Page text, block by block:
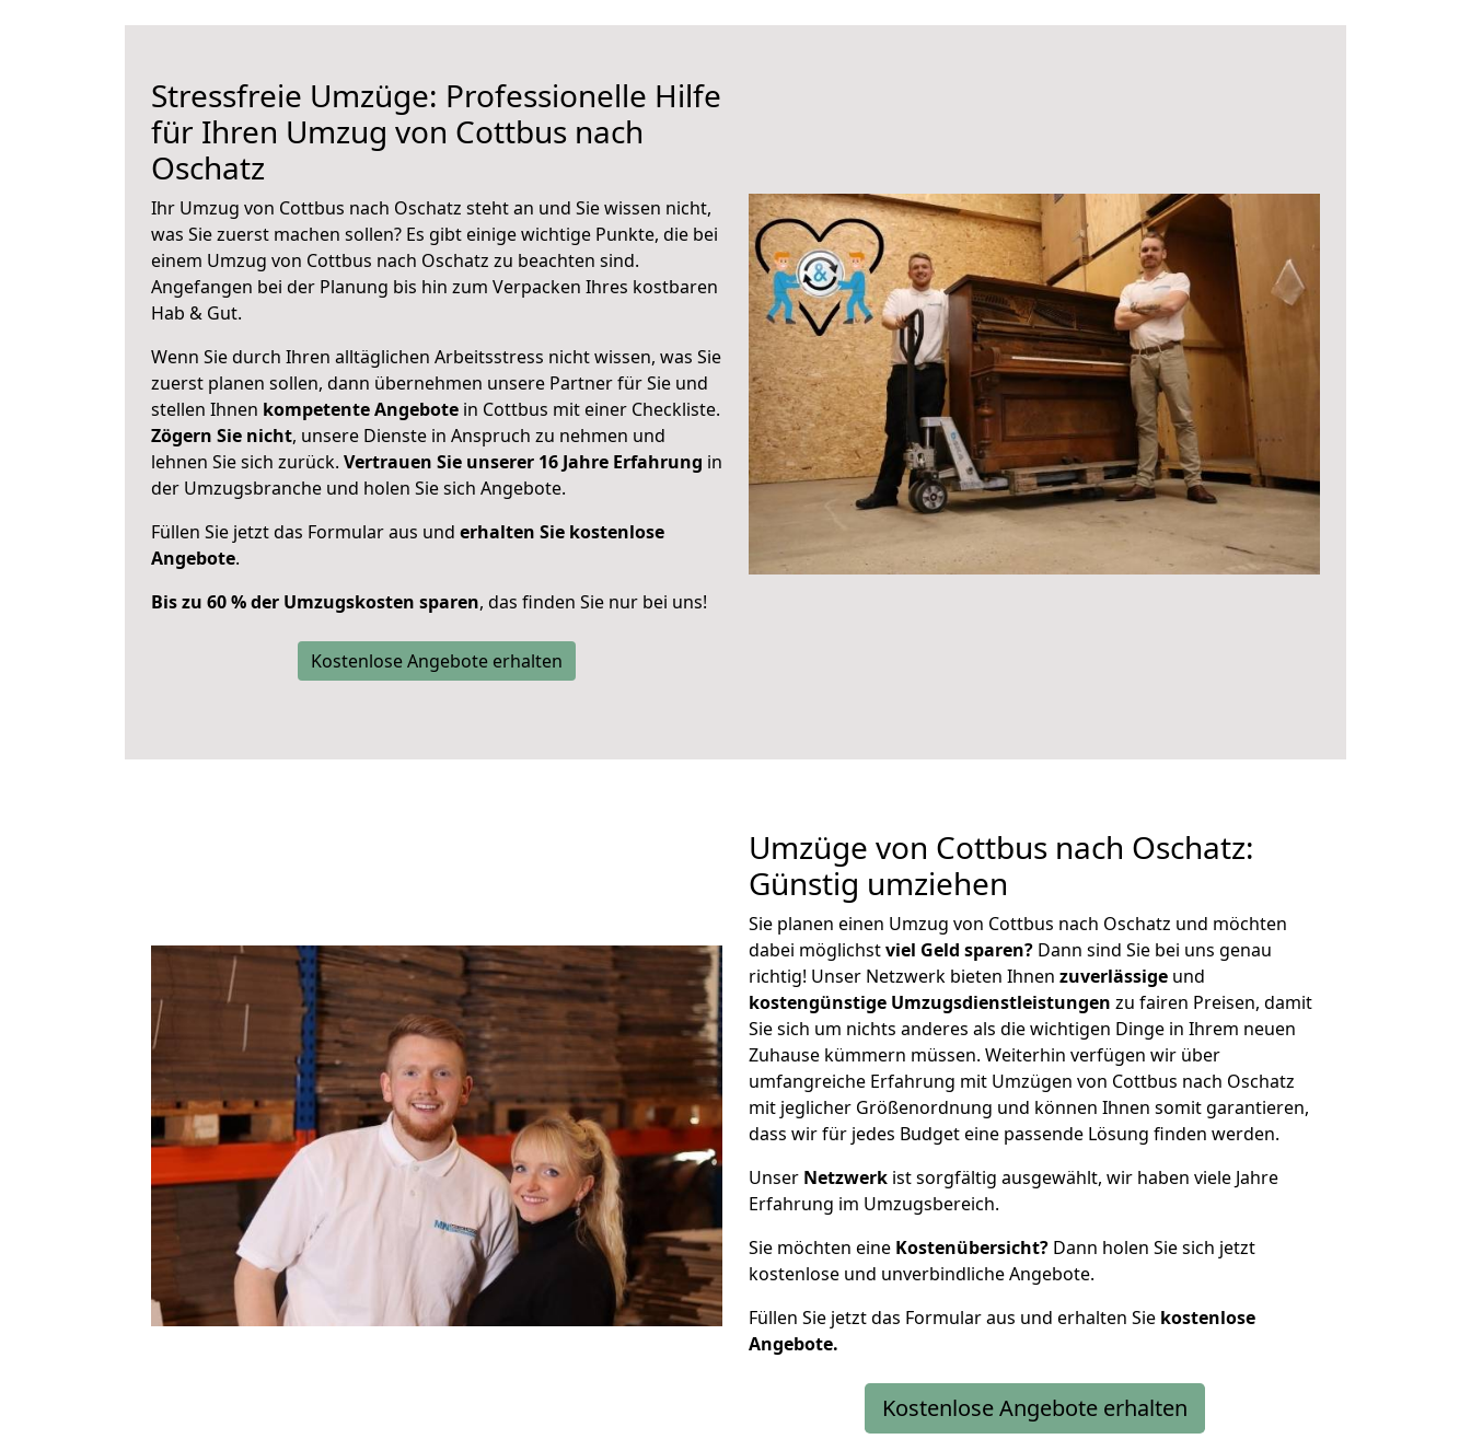
Stressfreie Umzüge: Professionelle Hilfe
für Ihren Umzug von Cottbus nach
Oschatz
Ihr Umzug von Cottbus nach Oschatz steht an und Sie wissen nicht,
was Sie zuerst machen sollen? Es gibt einige wichtige Punkte, die bei
einem Umzug von Cottbus nach Oschatz zu beachten sind.
Angefangen bei der Planung bis hin zum Verpacken Ihres kostbaren
Hab & Gut.
Wenn Sie durch Ihren alltäglichen Arbeitsstress nicht wissen, was Sie
zuerst planen sollen, dann übernehmen unsere Partner für Sie und
stellen Ihnen kompetente Angebote in Cottbus mit einer Checkliste.
Zögern Sie nicht, unsere Dienste in Anspruch zu nehmen und
lehnen Sie sich zurück. Vertrauen Sie unserer 16 Jahre Erfahrung in
der Umzugsbranche und holen Sie sich Angebote.
Füllen Sie jetzt das Formular aus und erhalten Sie kostenlose
Angebote.
Bis zu 60 % der Umzugskosten sparen, das finden Sie nur bei uns!
Kostenlose Angebote erhalten
Umzüge von Cottbus nach Oschatz:
Günstig umziehen
Sie planen einen Umzug von Cottbus nach Oschatz und möchten
dabei möglichstviel Geld sparen? Dann sind Sie bei uns genau
richtig! Unser Netzwerk bieten Ihnen zuverlässige und
kostengünstige Umzugsdienstleistungen zu fairen Preisen, damit
Sie sich um nichts anderes als die wichtigen Dinge in Ihrem neuen
Zuhause kümmern müssen. Weiterhin verfügen wir über
umfangreiche Erfahrung mit Umzügen von Cottbus nach Oschatz
mit jeglicher Größenordnung und können Ihnen somit garantieren,
dass wir für jedes Budget eine passende Lösung finden werden.
Unser Netzwerk ist sorgfältig ausgewählt, wir haben viele Jahre
Erfahrung im Umzugsbereich.
Sie möchten eine Kostenübersicht? Dann holen Sie sich jetzt
kostenlose und unverbindliche Angebote.
Füllen Sie jetzt das Formular aus und erhalten Sie kostenlose
Angebote.
Kostenlose Angebote erhalten